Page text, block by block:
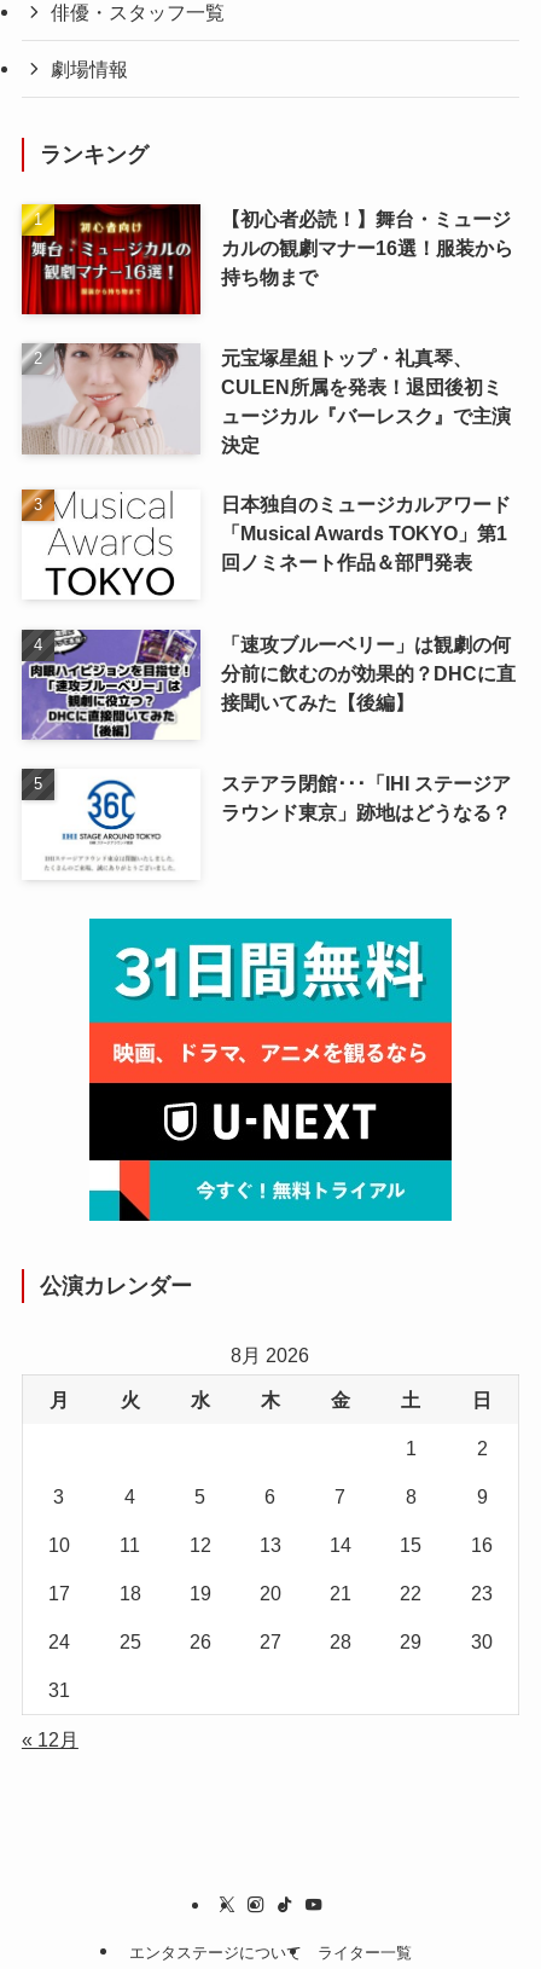
俳優・スタッフ一覧
劇場情報
ランキング
【初心者必読！】舞台・ミュージ
カルの観劇マナー16選！服装から
持ち物まで
元宝塚星組トップ・礼真琴、
CULEN所属を発表！退団後初ミ
ュージカル『バーレスク』で主演
決定
日本独自のミュージカルアワード
「Musical Awards TOKYO」第1
回ノミネート作品＆部門発表
「速攻ブルーベリー」は観劇の何
分前に飲むのが効果的？DHCに直
接聞いてみた【後編】
ステアラ閉館･･･「IHI ステージア
ラウンド東京」跡地はどうなる？
公演カレンダー
8月 2026
月 火 水 木 金 土 日
1 2
3 4 5 6 7 8 9
10 11 12 13 14 15 16
17 18 19 20 21 22 23
24 25 26 27 28 29 30
31
« 12月
エンタステージについて ライター一覧